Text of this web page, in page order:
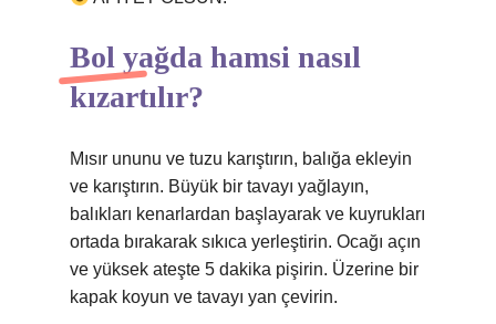
Bol yağda hamsi nasıl
kızartılır?
Mısır ununu ve tuzu karıştırın, balığa ekleyin
ve karıştırın. Büyük bir tavayı yağlayın,
balıkları kenarlardan başlayarak ve kuyrukları
ortada bırakarak sıkıca yerleştirin. Ocağı açın
ve yüksek ateşte 5 dakika pişirin. Üzerine bir
kapak koyun ve tavayı yan çevirin.